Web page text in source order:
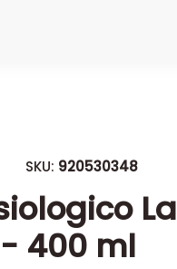
SKU: 920530348
La
400 ml